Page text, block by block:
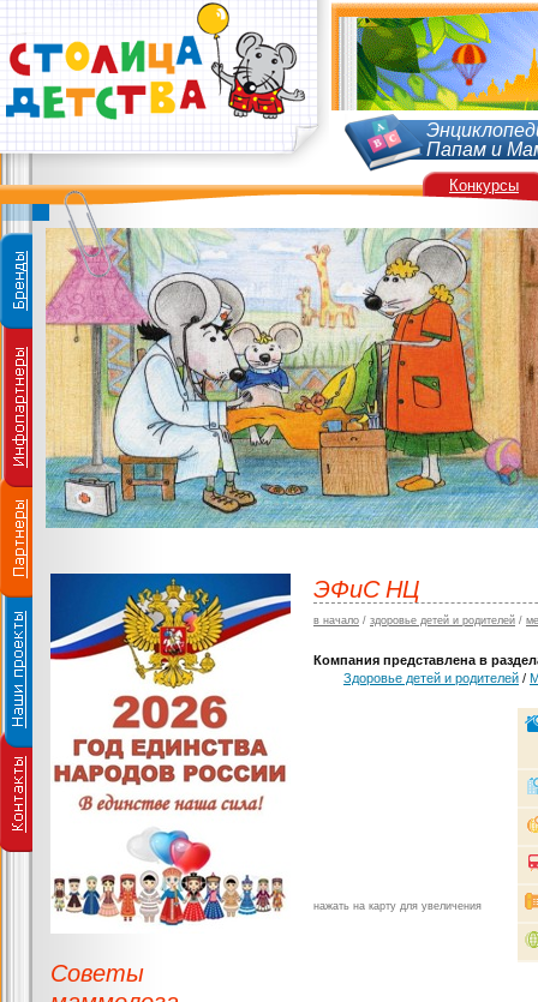
Папам и
ЭФиС НЦ
в начало / здоровье детей и родителей /
Компания представлена в
Здоровье детей и родителей /
нажать на карту для увеличения
Советы
Конкурсы